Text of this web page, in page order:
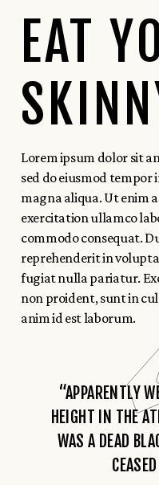
EAT
Lorem ipsum dolor sit
sed do eiusmod
magna aliqua. Ut enim
exercitation ullamco
commodo consequat.
reprehenderit in
fugiat nulla pariatur.
non proident, sunt in
anim id est laborum.
“APPARENTLY
HEIGHT IN THE
WAS A DEAD